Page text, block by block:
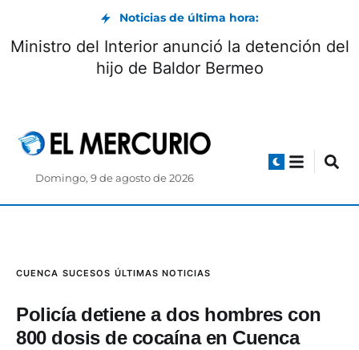
Noticias de última hora:
Ministro del Interior anunció la detención del
hijo de Baldor Bermeo
Domingo, 9 de agosto de 2026
CUENCA SUCESOS ÚLTIMAS NOTICIAS
Policía detiene a dos hombres con
800 dosis de cocaína en Cuenca